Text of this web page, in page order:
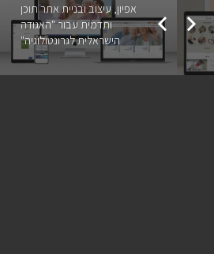
אפיון, עיצוב ובניית אתר תוכן
ותדמית עבור "האגודה
הישראלית לגרונטולוגיה"